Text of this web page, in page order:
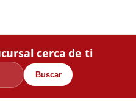
cerca de ti
Buscar